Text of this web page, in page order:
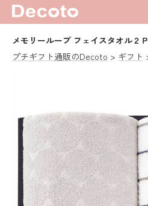
メモリーループ フェイスタオル２Ｐ
プチギフト通販のDecoto
ギフト